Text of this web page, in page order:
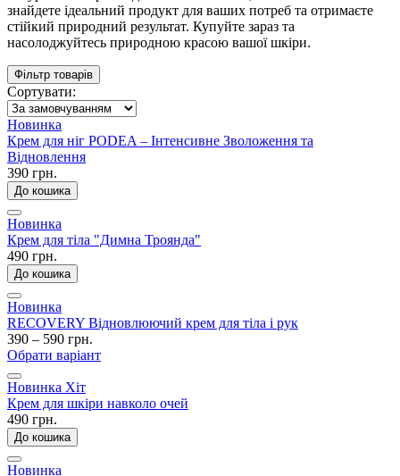
знайдете ідеальний продукт для ваших потреб та отримаєте
стійкий природний результат. Купуйте зараз та
насолоджуйтесь природною красою вашої шкіри.
Фільтр товарів
Сортувати:
Новинка
Крем для ніг PODEA – Інтенсивне Зволоження та
Відновлення
390 грн.
До кошика
Новинка
Крем для тіла "Димна Троянда"
490 грн.
До кошика
Новинка
RECOVERY Відновлюючий крем для тіла і рук
390 – 590 грн.
Обрати варіант
Новинка Хіт
Крем для шкіри навколо очей
490 грн.
До кошика
Новинка